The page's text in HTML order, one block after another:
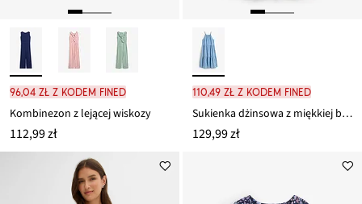
96,04 zł z kodem FINED
Kombinezon z lejącej wiskozy
112,99 zł
110,49 zł z kodem FINED
Sukienka dżinsowa z miękkiej bawełny
129,99 zł